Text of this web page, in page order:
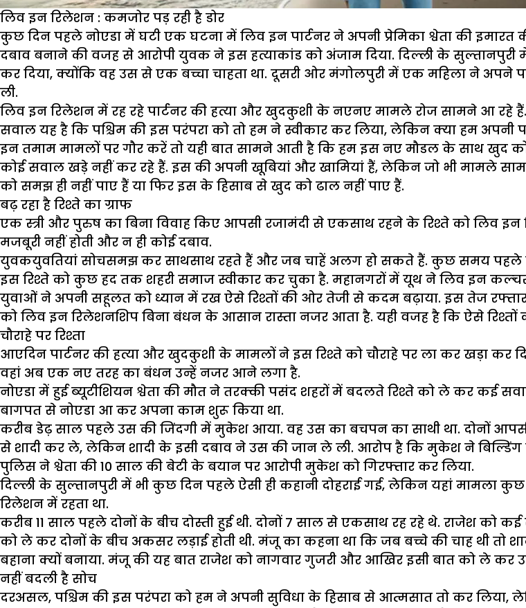
लिव इन रिलेशन : कमजोर पड़ रही है डोर
कुछ दिन पहले नोएडा में घटी एक घटना में लिव इन पार्टनर ने अपनी प्रेमिका श्वेता की इमारत
दबाव बनाने की वजह से आरोपी युवक ने इस हत्याकांड को अंजाम दिया. दिल्ली के
कर दिया, क्योंकि वह उस से एक बच्चा चाहता था. दूसरी ओर मंगोलपुरी में एक महिला ने
ली.
लिव इन रिलेशन में रह रहे पार्टनर की हत्या और खुदकुशी के नएनए मामले रोज सामने आ रहे
सवाल यह है कि पश्चिम की इस परंपरा को तो हम ने स्वीकार कर लिया, लेकिन क्या हम
इन तमाम मामलों पर गौर करें तो यही बात सामने आती है कि हम इस नए मौडल के साथ खुद
कोई सवाल खड़े नहीं कर रहे हैं. इस की अपनी खूबियां और खामियां हैं, लेकिन जो भी मामले
को समझ ही नहीं पाए हैं या फिर इस के हिसाब से खुद को ढाल नहीं पाए हैं.
बढ़ रहा है रिश्ते का ग्राफ
एक स्त्री और पुरुष का बिना विवाह किए आपसी रजामंदी से एकसाथ रहने के रिश्ते को लिव
मजबूरी नहीं होती और न ही कोई दबाव.
युवकयुवतियां सोचसमझ कर साथसाथ रहते हैं और जब चाहें अलग हो सकते हैं. कुछ समय
इस रिश्ते को कुछ हद तक शहरी समाज स्वीकार कर चुका है. महानगरों में यूथ ने लिव इन
युवाओं ने अपनी सहूलत को ध्यान में रख ऐसे रिश्तों की ओर तेजी से कदम बढ़ाया. इस तेज
को लिव इन रिलेशनशिप बिना बंधन के आसान रास्ता नजर आता है. यही वजह है कि ऐसे रिश्तों
चौराहे पर रिश्ता
आएदिन पार्टनर की हत्या और खुदकुशी के मामलों ने इस रिश्ते को चौराहे पर ला कर खड़ा
वहां अब एक नए तरह का बंधन उन्हें नजर आने लगा है.
नोएडा में हुई ब्यूटीशियन श्वेता की मौत ने तरक्की पसंद शहरों में बदलते रिश्ते को ले कर कई
बागपत से नोएडा आ कर अपना काम शुरू किया था.
करीब डेढ़ साल पहले उस की जिंदगी में मुकेश आया. वह उस का बचपन का साथी था. दोनों
से शादी कर ले, लेकिन शादी के इसी दबाव ने उस की जान ले ली. आरोप है कि मुकेश ने
पुलिस ने श्वेता की 10 साल की बेटी के बयान पर आरोपी मुकेश को गिरफ्तार कर लिया.
दिल्ली के सुल्तानपुरी में भी कुछ दिन पहले ऐसी ही कहानी दोहराई गई, लेकिन यहां मामला
रिलेशन में रहता था.
करीब 11 साल पहले दोनों के बीच दोस्ती हुई थी. दोनों 7 साल से एकसाथ रह रहे थे. राजेश को
को ले कर दोनों के बीच अकसर लड़ाई होती थी. मंजू का कहना था कि जब बच्चे की चाह थी तो
बहाना क्यों बनाया. मंजू की यह बात राजेश को नागवार गुजरी और आखिर इसी बात को ले कर
नहीं बदली है सोच
दरअसल, पश्चिम की इस परंपरा को हम ने अपनी सुविधा के हिसाब से आत्मसात तो कर लिया,